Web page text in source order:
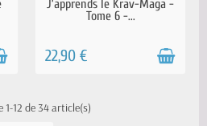
COURS
J’apprends le Krav-Maga -
Tome 6 -...
22,90 €
1-12 de 34 article(s)